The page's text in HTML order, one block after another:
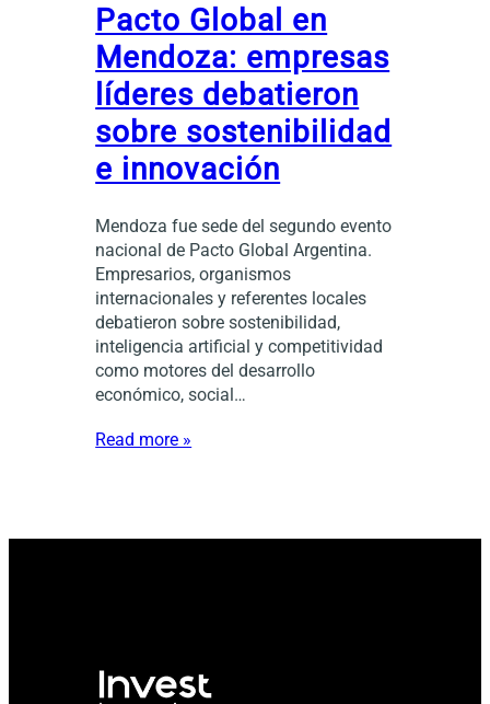
Pacto Global en
Mendoza: empresas
líderes debatieron
sobre sostenibilidad
e innovación
Mendoza fue sede del segundo evento
nacional de Pacto Global Argentina.
Empresarios, organismos
internacionales y referentes locales
debatieron sobre sostenibilidad,
inteligencia artificial y competitividad
como motores del desarrollo
económico, social…
Read more »